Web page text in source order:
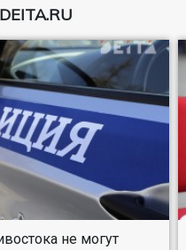
не могут